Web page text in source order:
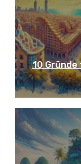
10